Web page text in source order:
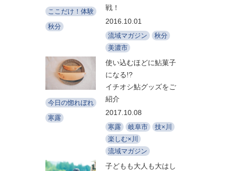
ここだけ！体験
秋分
戦！
2016.10.01
流域マガジン
秋分
美濃市
今日の惚れぼれ
寒露
使い込むほどに鮎菓子
になる!?
イチオシ鮎グッズをご
紹介
2017.10.08
寒露 岐阜市
技×川
楽しむ×川
流域マガジン
子どもも大人も大はし